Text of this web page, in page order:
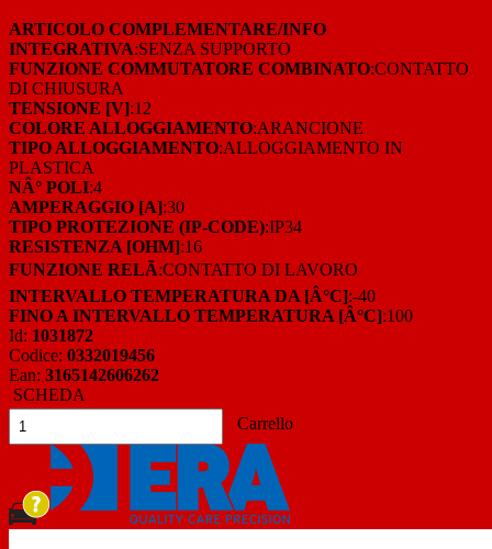
ARTICOLO COMPLEMENTARE/INFO
INTEGRATIVA:SENZA SUPPORTO
FUNZIONE COMMUTATORE COMBINATO:CONTATTO
DI CHIUSURA
TENSIONE [V]:12
COLORE ALLOGGIAMENTO:ARANCIONE
TIPO ALLOGGIAMENTO:ALLOGGIAMENTO IN
PLASTICA
NÂ° POLI:4
AMPERAGGIO [A]:30
TIPO PROTEZIONE (IP-CODE):IP34
RESISTENZA [OHM]:16
FUNZIONE RELÃ:CONTATTO DI LAVORO
INTERVALLO TEMPERATURA DA [Â°C]:-40
FINO A INTERVALLO TEMPERATURA [Â°C]:100
Id: 1031872
Codice: 0332019456
Ean: 3165142606262
SCHEDA
Carrello